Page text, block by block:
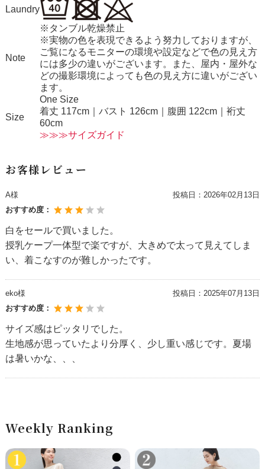
Laundry
Note
※タンブル乾燥禁止
※実物の色を表現できるよう努力しておりますが、
ご覧になるモニターの環境や設定などで色の見え方
には多少の違いがございます。また、屋内・屋外な
どの撮影環境によっても色の見え方に違いがござい
ます。
Size
One Size
着丈 117cm｜バスト 126cm｜腹囲 122cm｜裄丈
60cm
≫≫≫サイズガイド
お客様レビュー
A様 投稿日： 2026年02月13日
おすすめ度：
白をセールで買いました。
授乳ケープ一体型で楽ですが、大きめで太って見えてしま
い、着こなすのが難しかったです。
eko様 投稿日： 2025年07月13日
おすすめ度：
サイズ感はピッタリでした。
生地感が思っていたより分厚く、少し重い感じです。夏場
は暑いかな、、、
Weekly Ranking